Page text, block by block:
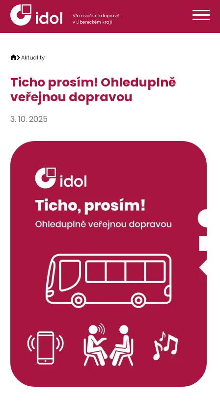
Přeskočit na obsah
Vše o veřejné dopravě
v Libereckém kraji
Aktuality
Ticho prosím! Ohleduplně
veřejnou dopravou
3. 10. 2025